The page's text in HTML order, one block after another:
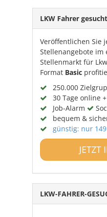
LKW Fahrer
Veröffentlichen Sie
Stellenangebote im
Stellenmarkt für
Format Basic
250.000
30 Tage online
Job-Alarm
bequem &
günstig: nur
JETZT
LKW-FAHRER-